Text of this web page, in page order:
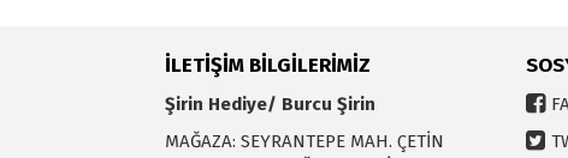
İLETİŞİM BİLGİLERİMİZ
Şirin Hediye/ Burcu Şirin
MAĞAZA: SEYRANTEPE MAH. ÇETİN